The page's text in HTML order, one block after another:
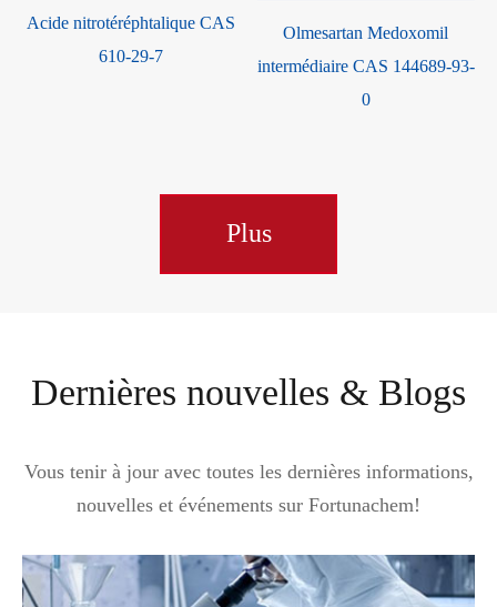
Acide nitrotéréphtalique CAS
610-29-7
Olmesartan Medoxomil
intermédiaire CAS 144689-93-
0
Plus
Dernières nouvelles & Blogs
Vous tenir à jour avec toutes les dernières informations,
nouvelles et événements sur Fortunachem!